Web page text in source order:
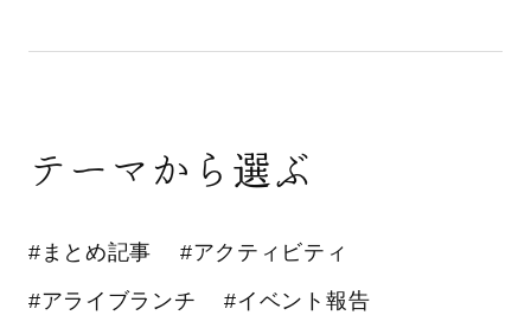
テーマから選ぶ
#まとめ記事 #アクティビティ
#アライブランチ #イベント報告